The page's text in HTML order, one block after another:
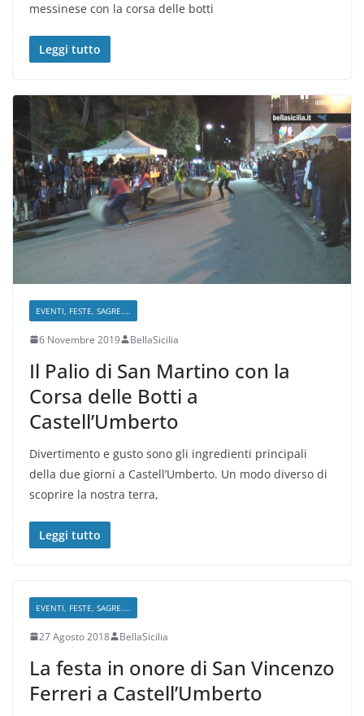
messinese con la corsa delle botti
Leggi tutto
EVENTI, FESTE, SAGRE....
6 Novembre 2019 BellaSicilia
Il Palio di San Martino con la
Corsa delle Botti a
Castell’Umberto
Divertimento e gusto sono gli ingredienti principali
della due giorni a Castell’Umberto. Un modo diverso di
scoprire la nostra terra,
Leggi tutto
EVENTI, FESTE, SAGRE....
27 Agosto 2018 BellaSicilia
La festa in onore di San Vincenzo
Ferreri a Castell’Umberto